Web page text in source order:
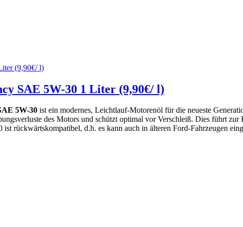
SAE 5W-30 1 Liter (9,90€/ l)
5W-30 ist ein modernes, Leichtlauf-Motorenöl für die neueste
des Motors und schützt optimal vor Verschleiß. Dies führt
rückwärtskompatibel, d.h. es kann auch in älteren Ford-Fahrzeugen